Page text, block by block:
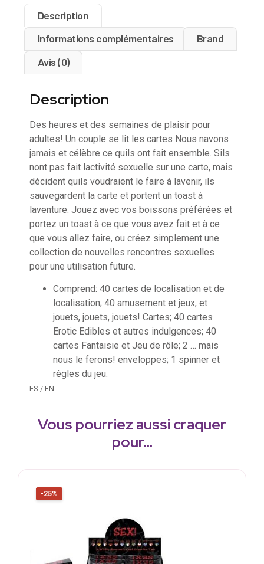
Description
Informations complémentaires
Brand
Avis (0)
Description
Des heures et des semaines de plaisir pour
adultes! Un couple se lit les cartes Nous navons
jamais et célèbre ce quils ont fait ensemble. Sils
nont pas fait lactivité sexuelle sur une carte, mais
décident quils voudraient le faire à lavenir, ils
sauvegardent la carte et portent un toast à
laventure. Jouez avec vos boissons préférées et
portez un toast à ce que vous avez fait et à ce
que vous allez faire, ou créez simplement une
collection de nouvelles rencontres sexuelles
pour une utilisation future.
Comprend: 40 cartes de localisation et de
localisation; 40 amusement et jeux, et
jouets, jouets, jouets! Cartes; 40 cartes
Erotic Edibles et autres indulgences; 40
cartes Fantaisie et Jeu de rôle; 2 … mais
nous le ferons! enveloppes; 1 spinner et
règles du jeu.
ES / EN
Vous pourriez aussi craquer
pour…
-25%